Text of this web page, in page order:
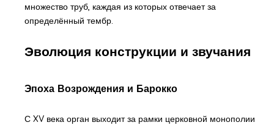
множество труб, каждая из которых отвечает за
определённый тембр.
Эволюция конструкции и звучания
Эпоха Возрождения и Барокко
С XV века орган выходит за рамки церковной монополии